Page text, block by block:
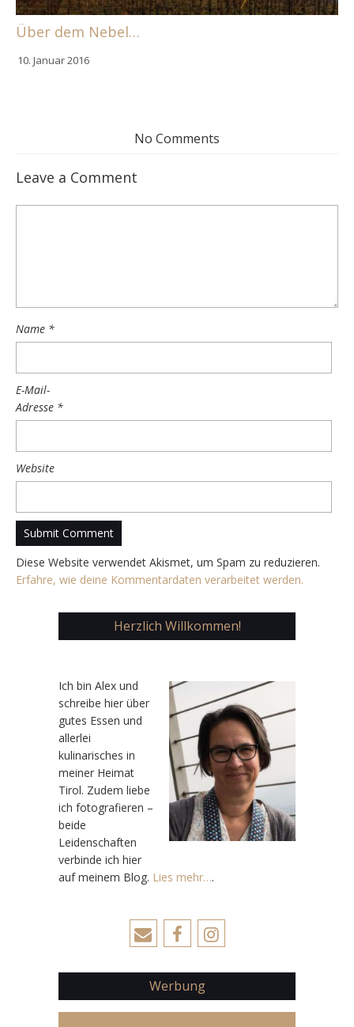
Über dem Nebel…
10. Januar 2016
No Comments
Leave a Comment
Name *
E-Mail-
Adresse *
Website
Diese Website verwendet Akismet, um Spam zu reduzieren.
Erfahre, wie deine Kommentardaten verarbeitet werden.
Herzlich Willkommen!
Ich bin Alex und
schreibe hier über
gutes Essen und
allerlei
kulinarisches in
meiner Heimat
Tirol. Zudem liebe
ich fotografieren –
beide
Leidenschaften
verbinde ich hier
auf meinem Blog. Lies mehr….
Werbung